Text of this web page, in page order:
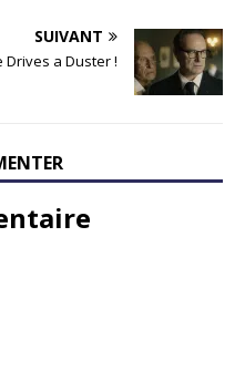
SUIVANT
Drives a Duster !